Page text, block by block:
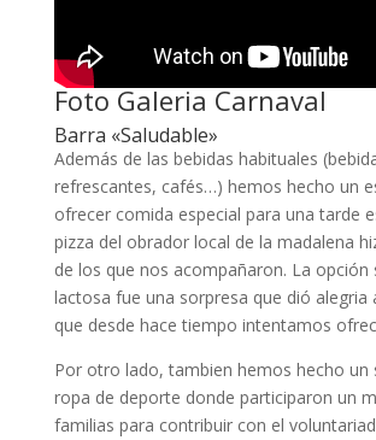
Foto Galeria Carnaval
Barra «Saludable»
Además de las bebidas habituales
refrescantes, cafés…) hemos hecho un
ofrecer comida especial para una tarde
pizza del obrador local de la madalena
de los que nos acompañaron. La opción
lactosa fue una sorpresa que dió alegria
que desde hace tiempo intentamos
Por otro lado, tambien hemos hecho un
ropa de deporte donde participaron un
familias para contribuir con el